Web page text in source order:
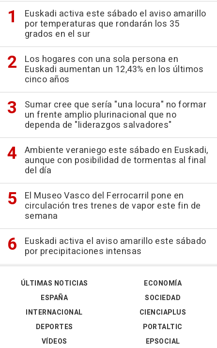
Euskadi activa este sábado el aviso amarillo
por temperaturas que rondarán los 35
grados en el sur
Los hogares con una sola persona en
Euskadi aumentan un 12,43% en los últimos
cinco años
Sumar cree que sería "una locura" no formar
un frente amplio plurinacional que no
dependa de "liderazgos salvadores"
Ambiente veraniego este sábado en Euskadi,
aunque con posibilidad de tormentas al final
del día
El Museo Vasco del Ferrocarril pone en
circulación tres trenes de vapor este fin de
semana
Euskadi activa el aviso amarillo este sábado
por precipitaciones intensas
ÚLTIMAS NOTICIAS
ESPAÑA
INTERNACIONAL
DEPORTES
VÍDEOS
ECONOMÍA
SOCIEDAD
CIENCIAPLUS
PORTALTIC
EPSOCIAL